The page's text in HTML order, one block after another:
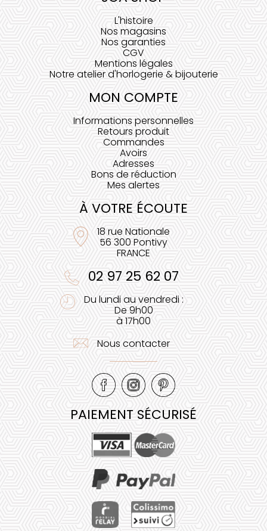
L'histoire
Nos magasins
Nos garanties
CGV
Mentions légales
Notre atelier d'horlogerie & bijouterie
MON COMPTE
Informations personnelles
Retours produit
Commandes
Avoirs
Adresses
Bons de réduction
Mes alertes
À VOTRE ÉCOUTE
18 rue Nationale
56 300 Pontivy
FRANCE
02 97 25 62 07
Du lundi au vendredi :
De 9h00
à 17h00
Nous contacter
PAIEMENT SÉCURISÉ